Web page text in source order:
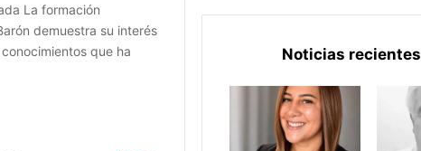
La formación
demuestra su interés
que ha
Noticias recientes